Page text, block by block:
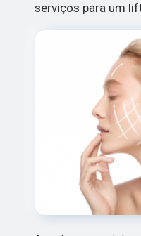
serviços para um